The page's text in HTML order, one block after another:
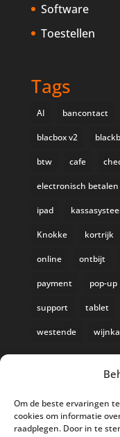
Om de beste ervaringen
cookies om informatie
raadplegen. Door in te
Software
Toestellen
Tags
AI bancontact
blacbox v2
btw cafe
electronisch betalen
ipad
Knokke kortrijk
online ontbijt
payment pop-up
support tablet
westende
AI in de